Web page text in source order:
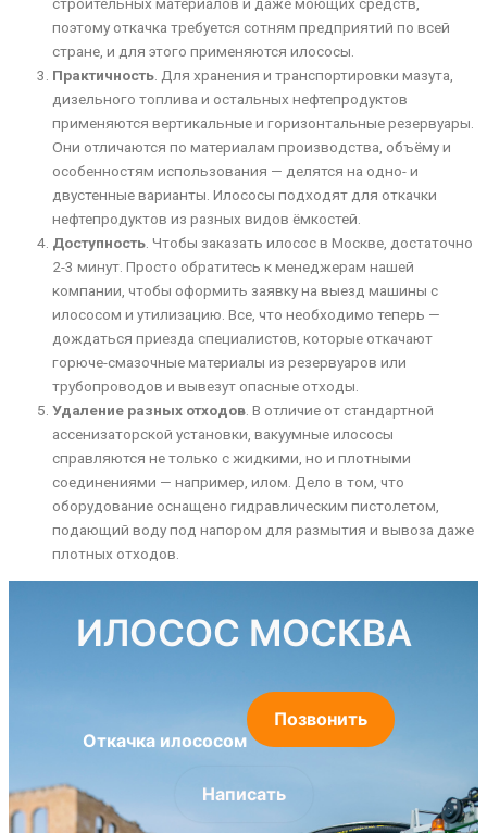
строительных материалов и даже моющих средств,
поэтому откачка требуется сотням предприятий по всей
стране, и для этого применяются илососы.
Практичность. Для хранения и транспортировки мазута,
дизельного топлива и остальных нефтепродуктов
применяются вертикальные и горизонтальные резервуары.
Они отличаются по материалам производства, объёму и
особенностям использования — делятся на одно- и
двустенные варианты. Илососы подходят для откачки
нефтепродуктов из разных видов ёмкостей.
Доступность. Чтобы заказать илосос в Москве, достаточно
2-3 минут. Просто обратитесь к менеджерам нашей
компании, чтобы оформить заявку на выезд машины с
илососом и утилизацию. Все, что необходимо теперь —
дождаться приезда специалистов, которые откачают
горюче-смазочные материалы из резервуаров или
трубопроводов и вывезут опасные отходы.
Удаление разных отходов. В отличие от стандартной
ассенизаторской установки, вакуумные илососы
справляются не только с жидкими, но и плотными
соединениями — например, илом. Дело в том, что
оборудование оснащено гидравлическим пистолетом,
подающий воду под напором для размытия и вывоза даже
плотных отходов.
ИЛОСОС МОСКВА
Откачка илососом
Позвонить
Написать